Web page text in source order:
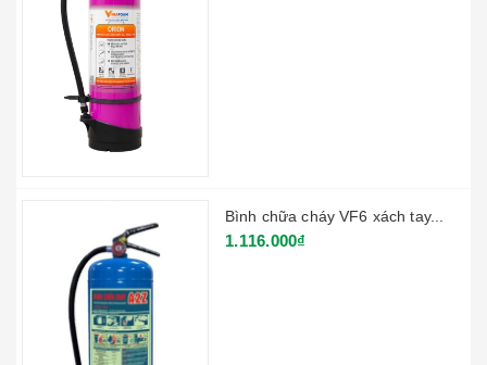
Bình chữa cháy VF6 xách tay...
1.116.000₫